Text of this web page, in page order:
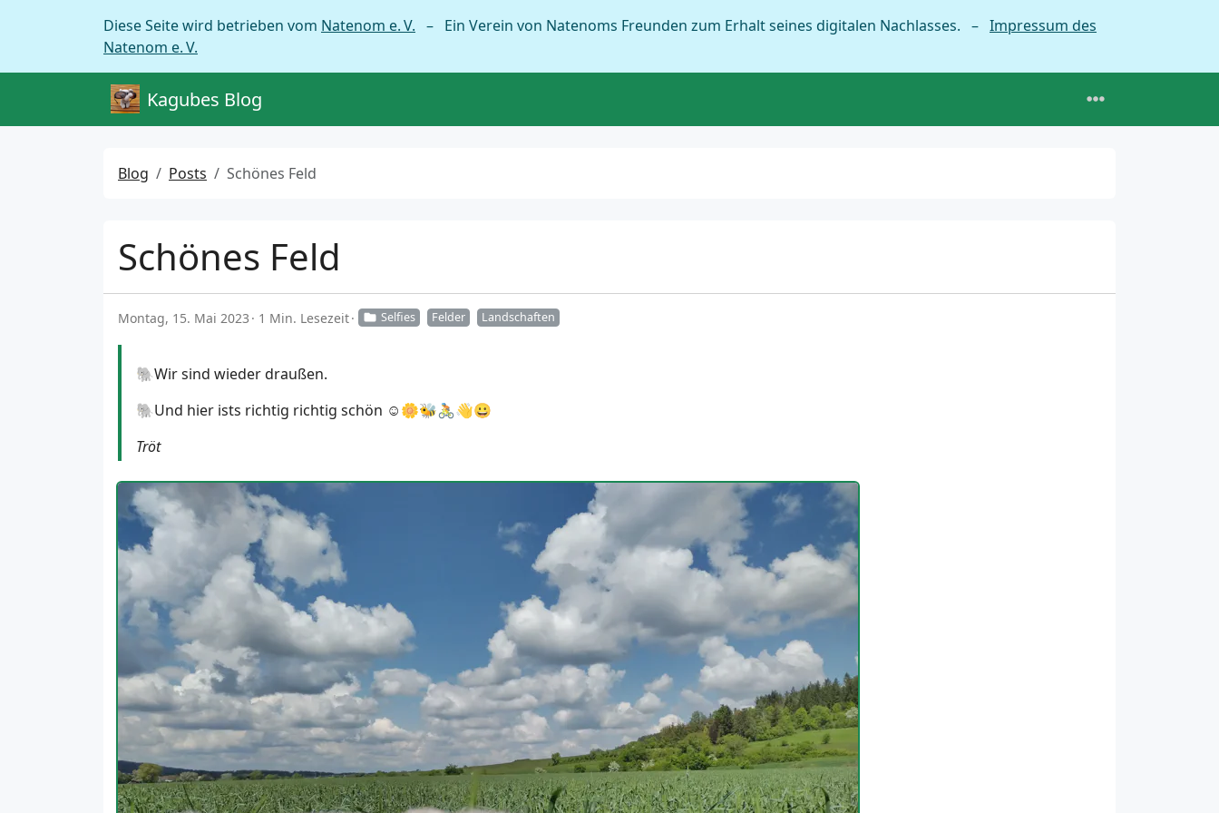
Diese Seite wird betrieben vom Natenom e. V. – Ein Verein von Natenoms Freunden zum Erhalt seines digitalen Nachlasses. – Impressum des
Natenom e. V.
Kagubes Blog
Blog Posts Schönes Feld
Schönes Feld
Montag, 15. Mai 2023 1 Min. Lesezeit Selfies Felder Landschaften
🐘Wir sind wieder draußen.
🐘Und hier ists richtig richtig schön ☺️🌼🐝🚴👋😀
Tröt